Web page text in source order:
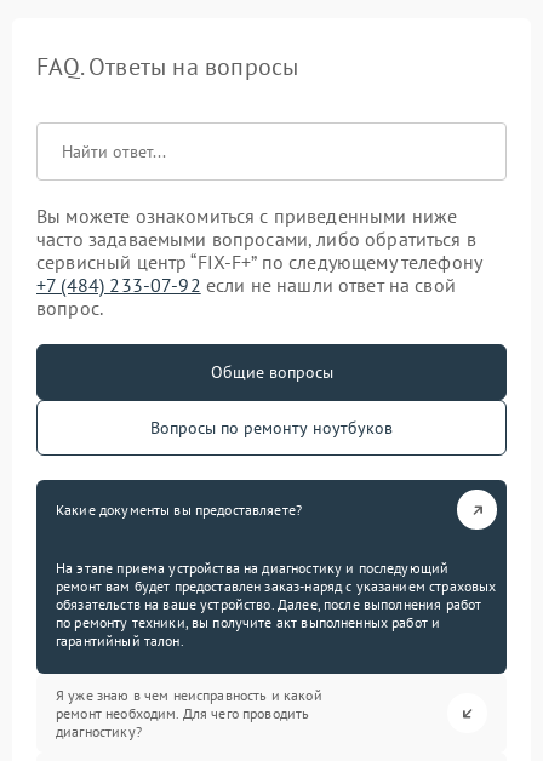
FAQ. Ответы на вопросы
Вы можете ознакомиться с приведенными ниже
часто задаваемыми вопросами, либо обратиться в
сервисный центр “FIX-F+” по следующему телефону
+7 (484) 233-07-92 если не нашли ответ на свой
вопрос.
Общие вопросы
Вопросы по ремонту ноутбуков
Какие документы вы предоставляете?
На этапе приема устройства на диагностику и последующий
ремонт вам будет предоставлен заказ-наряд с указанием страховых
обязательств на ваше устройство. Далее, после выполнения работ
по ремонту техники, вы получите акт выполненных работ и
гарантийный талон.
Я уже знаю в чем неисправность и какой
ремонт необходим. Для чего проводить
диагностику?